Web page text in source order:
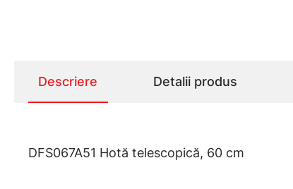
Descriere Detalii produs
DFS067A51 Hotă telescopică, 60 cm